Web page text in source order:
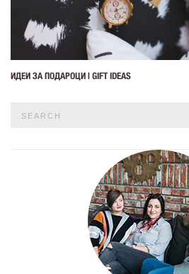
ИДЕИ ЗА ПОДАРОЦИ | GIFT IDEAS